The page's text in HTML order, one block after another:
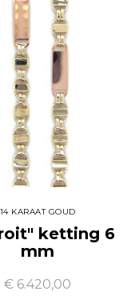
14 KARAAT GOUD
ketting 6
mm
€ 6.420,00